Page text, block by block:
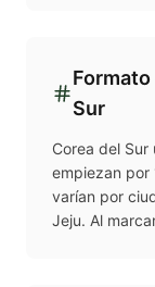
Sur
Corea del
empiezan por
varían por
Jeju. Al